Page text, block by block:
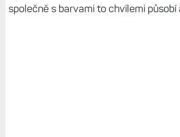
společně s barvami to chvílemi působí